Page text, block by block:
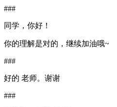
###
同学，你好！
你的理解是对的，继续加油哦~
###
好的 老师。谢谢
###